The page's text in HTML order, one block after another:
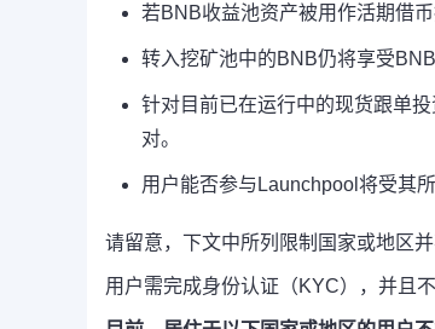
若BNB收益池资产被用作活期借
转入挖矿池中的BNB仍将享受
针对目前已在运行中的现货跟单
对。
用户能否参与Launchpool将受其
请留意，下文中所列限制国家或地区
用户需完成身份认证（KYC），并且